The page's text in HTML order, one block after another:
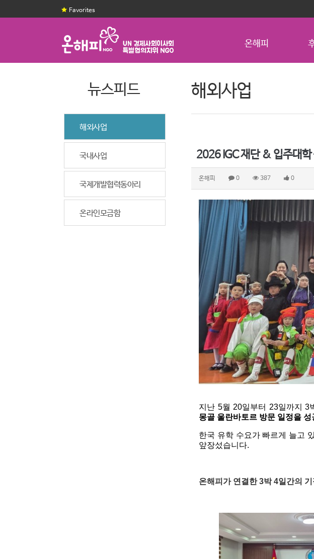
Favorites
온해피
해외사업
2026 IGC 재단 & 입주대학
온해피 0 387 0
지난 5월 20일부터 23일까지 3
몽골 울란바토르 방문 일정을
한국 유학 수요가 빠르게 늘고
앞장섰습니다.
온해피가 연결한 3박 4일간의
뉴스피드
해외사업
국내사업
국제개발협력동아리
온라인모금함